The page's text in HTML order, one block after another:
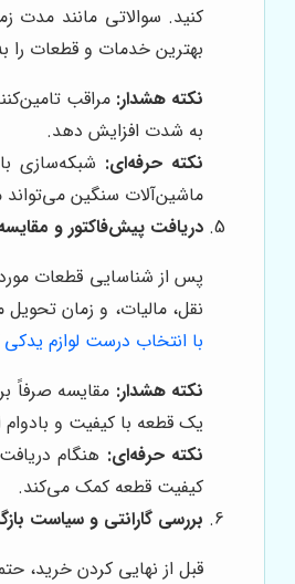
کنید. سوالاتی مانند مدت
بهترین خدمات و قطعات را
نکته هشدار: مراقب
به شدت افزایش دهد.
نکته حرفه‌ای: شبکه‌سازی
ماشین‌آلات سنگین
دریافت پیش‌فاکتور و
پس از شناسایی قطعات مورد
نقل، مالیات، و زمان
با انتخاب درست لوازم
نکته هشدار: مقایسه صرفاً
یک قطعه با کیفیت و
نکته حرفه‌ای: هنگام
کیفیت قطعه کمک می‌کند.
بررسی گارانتی و سیاست
قبل از نهایی کردن خرید،